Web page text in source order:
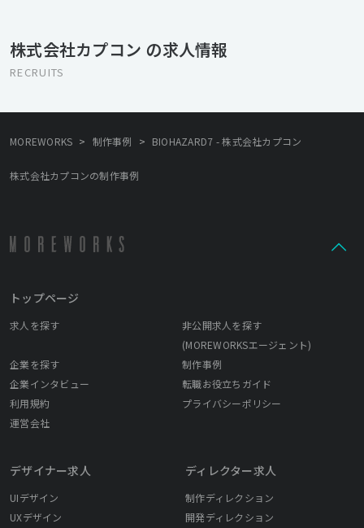
株式会社カプコン の求人情報
RECRUITS
MOREWORKS > 制作事例 > BIOHAZARD7 - 株式会社カプコン
株式会社カプコンの制作事例
トップページ
求人を探す
非公開求人を探す
(MOREWORKSエージェント)
企業を探す
制作事例
企業インタビュー
転職お役立ちガイド
利用規約
プライバシーポリシー
運営会社
デザイナー求人
UIデザイン
UXデザイン
ディレクター求人
制作ディレクション
開発ディレクション